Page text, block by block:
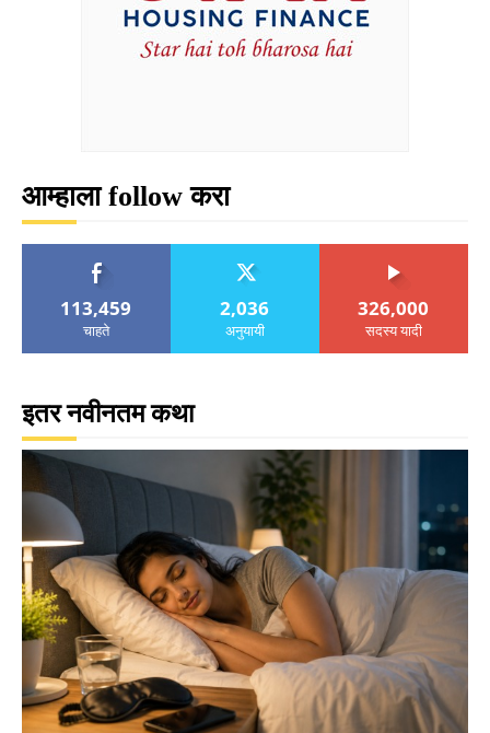
आम्हाला follow करा
113,459
चाहते
2,036
अनुयायी
326,000
सदस्य यादी
इतर नवीनतम कथा